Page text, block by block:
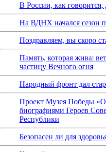
В России, как
На ВДНХ начался сезон
Поздравляем, вы скоро
Память, которая жива:
частицу Вечного огня
Народный фронт дал
Проект Музея Победы
биографиями Героев
Республики
Безопасен ли для